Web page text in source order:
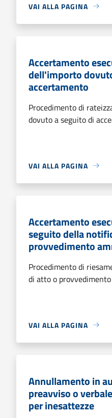
VAI ALLA PAGINA
Accertamento
dell'importo
accertamento
Procedimento di
dovuto a seguito di
VAI ALLA PAGINA
Accertamento
seguito della
provvedimento
Procedimento di
di atto o
VAI ALLA PAGINA
Annullamento in
preavviso o
per inesattezze